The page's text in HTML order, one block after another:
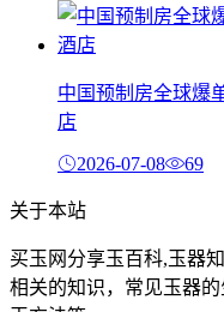
中国预制房全球爆
店
2026-07-08 69
关于本站
买玉网分享玉百科,玉器
相关的知识，常见玉器